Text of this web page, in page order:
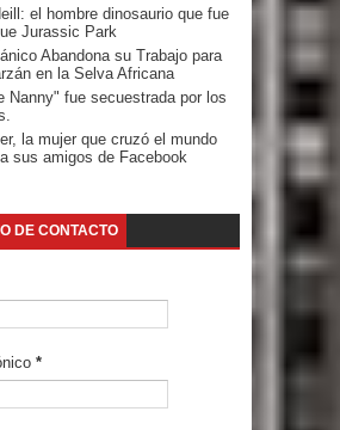
el hombre dinosaurio que fue
Jurassic Park
Abandona su Trabajo para
en la Selva Africana
Nanny" fue secuestrada por los
la mujer que cruzó el mundo
sus amigos de Facebook
DE CONTACTO
*